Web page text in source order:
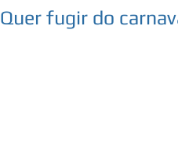
Quer fugir do